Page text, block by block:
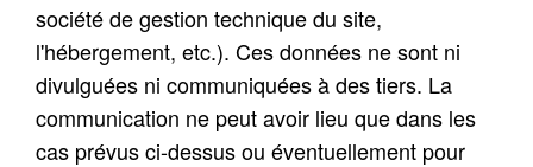
société de gestion technique du site,
l'hébergement, etc.). Ces données ne sont ni
divulguées ni communiquées à des tiers. La
communication ne peut avoir lieu que dans les
cas prévus ci-dessus ou éventuellement pour